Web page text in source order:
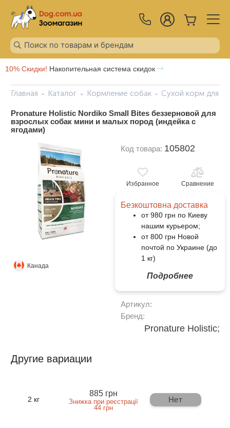
10% Скидки! Накопительная система скидок
Главная Каталог Кормление собак Сухой корм для
Pronature Holistic Nordikо Small Bites беззерновой для
взрослых собак мини и малых пород (индейка с
ягодами)
Канада
Код товара: 105802
Избранное Сравнение
Безкоштовна доставка
от 980 грн по Киеву
нашим курьером;
от 800 грн Новой
почтой по Украине (до
1 кг)
Подробнее
Артикул:
Бренд:
Pronature Holistic;
Другие вариации
2 кг
885 грн
Знижка при реєстрації
44 грн
Нет